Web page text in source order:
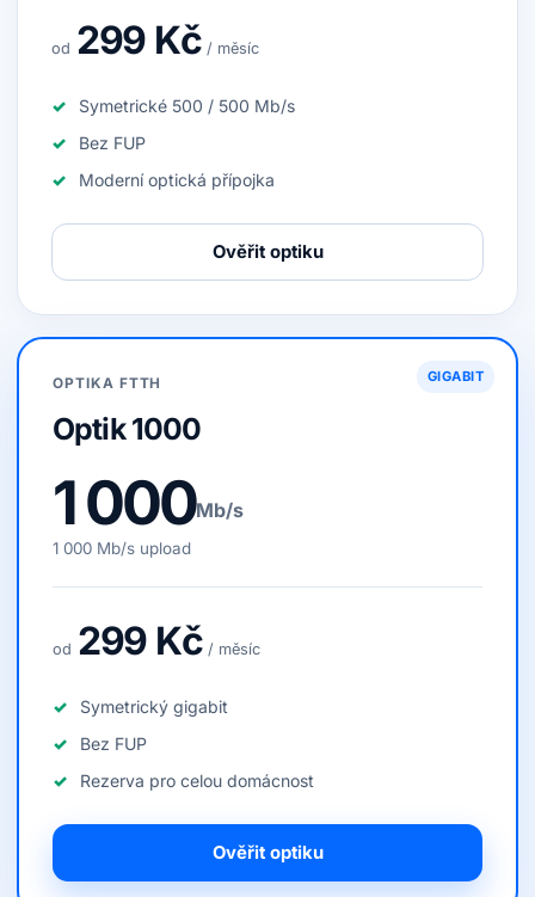
od 299 Kč / měsíc
Symetrické 500 / 500 Mb/s
Bez FUP
Moderní optická přípojka
Ověřit optiku
GIGABIT
OPTIKA FTTH
Optik 1000
1 000Mb/s
1 000 Mb/s upload
od 299 Kč / měsíc
Symetrický gigabit
Bez FUP
Rezerva pro celou domácnost
Ověřit optiku